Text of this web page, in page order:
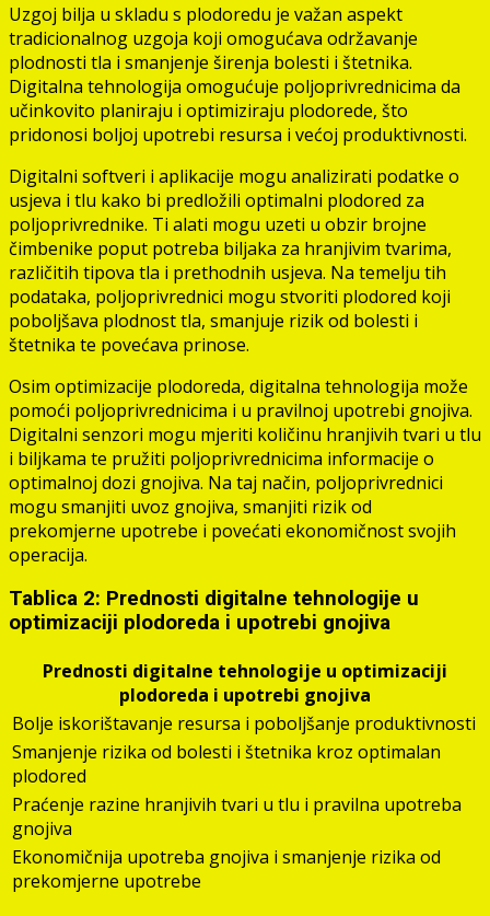
Uzgoj bilja u skladu s plodoredu je važan aspekt
tradicionalnog uzgoja koji omogućava održavanje
plodnosti tla i smanjenje širenja bolesti i štetnika.
Digitalna tehnologija omogućuje poljoprivrednicima da
učinkovito planiraju i optimiziraju plodorede, što
pridonosi boljoj upotrebi resursa i većoj produktivnosti.
Digitalni softveri i aplikacije mogu analizirati podatke o
usjeva i tlu kako bi predložili optimalni plodored za
poljoprivrednike. Ti alati mogu uzeti u obzir brojne
čimbenike poput potreba biljaka za hranjivim tvarima,
različitih tipova tla i prethodnih usjeva. Na temelju tih
podataka, poljoprivrednici mogu stvoriti plodored koji
poboljšava plodnost tla, smanjuje rizik od bolesti i
štetnika te povećava prinose.
Osim optimizacije plodoreda, digitalna tehnologija može
pomoći poljoprivrednicima i u pravilnoj upotrebi gnojiva.
Digitalni senzori mogu mjeriti količinu hranjivih tvari u tlu
i biljkama te pružiti poljoprivrednicima informacije o
optimalnoj dozi gnojiva. Na taj način, poljoprivrednici
mogu smanjiti uvoz gnojiva, smanjiti rizik od
prekomjerne upotrebe i povećati ekonomičnost svojih
operacija.
Tablica 2: Prednosti digitalne tehnologije u
optimizaciji plodoreda i upotrebi gnojiva
Prednosti digitalne tehnologije u optimizaciji
plodoreda i upotrebi gnojiva
Bolje iskorištavanje resursa i poboljšanje produktivnosti
Smanjenje rizika od bolesti i štetnika kroz optimalan
plodored
Praćenje razine hranjivih tvari u tlu i pravilna upotreba
gnojiva
Ekonomičnija upotreba gnojiva i smanjenje rizika od
prekomjerne upotrebe